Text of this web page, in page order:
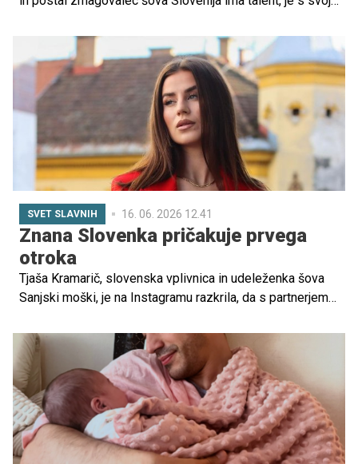
družinski fotografiji, ki jo je delil z javnostjo, je mogoče
razbrati, da s partnerico Petro pričakujeta drugega otroka.
SVET SLAVNIH 16. 06. 2026 12.41
Znana Slovenka pričakuje prvega
otroka
Tjaša Kramarič, slovenska vplivnica in udeleženka šova
Sanjski moški, je na Instagramu razkrila, da s partnerjem
Firbci, pričakujeta svojega prvega otroka. Novico je delila
s serijo fotografij, ki so hitro pritegnile pozornost njenih
sledilcev in sprožile številne čestitke.